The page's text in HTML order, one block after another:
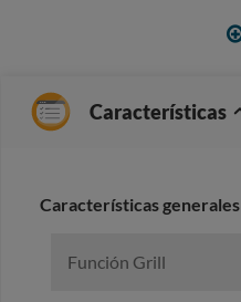
Características
Características generales
Función Grill